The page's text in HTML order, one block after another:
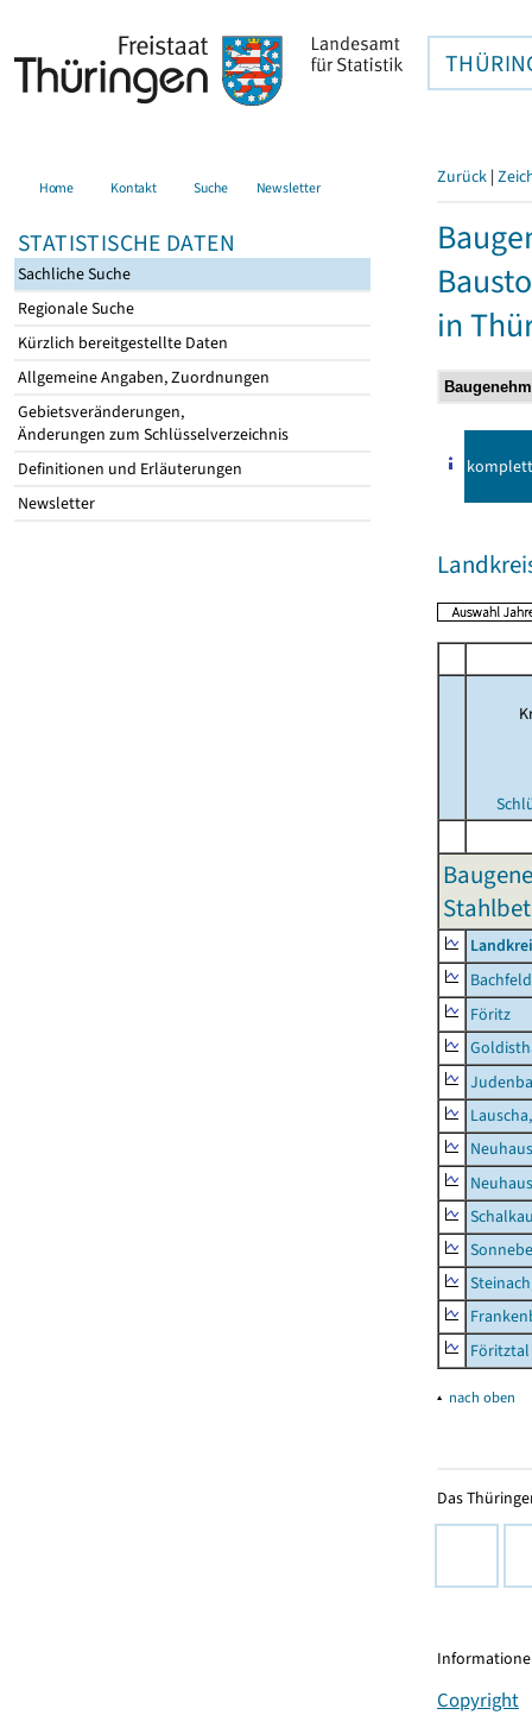
Home Kontakt Suche Newsletter
STATISTISCHE DATEN
Sachliche Suche
Regionale Suche
Kürzlich bereitgestellte Daten
Allgemeine Angaben, Zuordnungen
Gebietsveränderungen,
Änderungen zum Schlüsselverzeichnis
Definitionen und Erläuterungen
Newsletter
Zurück |
in
komplett
Bachfeld
Föritz
Föritztal
▴ nach oben
Das
Copyright